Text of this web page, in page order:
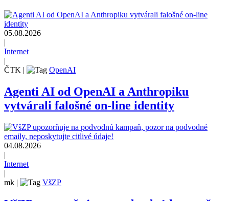
05.08.2026
|
Internet
|
ČTK | OpenAI
Agenti AI od OpenAI a Anthropiku
vytvárali falošné on-line identity
04.08.2026
|
Internet
|
mk | VšZP